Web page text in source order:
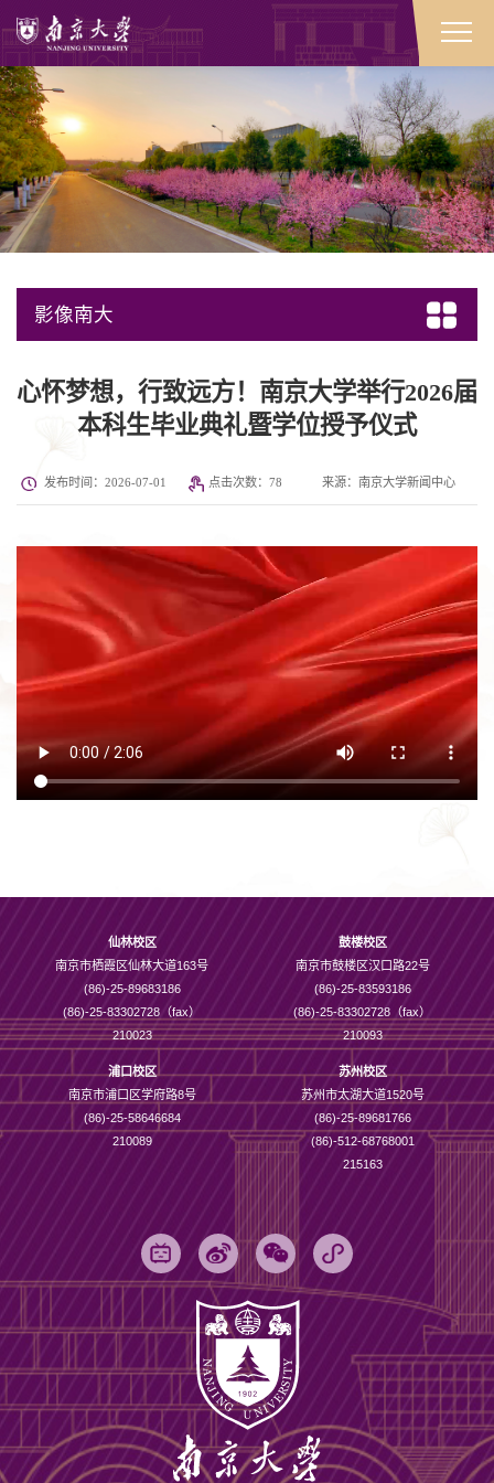
影像南大
心怀梦想，行致远方！南京大学举行2026届
本科生毕业典礼暨学位授予仪式
发布时间：2026-07-01 点击次数： 78 来源：南京大学新闻中心
仙林校区
南京市栖霞区仙林大道163号
(86)-25-89683186
(86)-25-83302728（fax）
210023
鼓楼校区
南京市鼓楼区汉口路22号
(86)-25-83593186
(86)-25-83302728（fax）
210093
浦口校区
南京市浦口区学府路8号
(86)-25-58646684
210089
苏州校区
苏州市太湖大道1520号
(86)-25-89681766
(86)-512-68768001
215163